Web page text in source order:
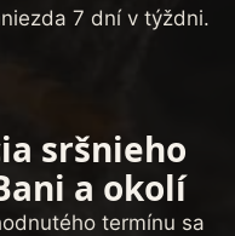
7 dní v týždni.
sršnieho
a okolí
termínu sa